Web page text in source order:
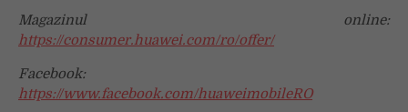
Magazinul online:
https://consumer.huawei.com/ro/offer/
Facebook:
https://www.facebook.com/huaweimobileRO